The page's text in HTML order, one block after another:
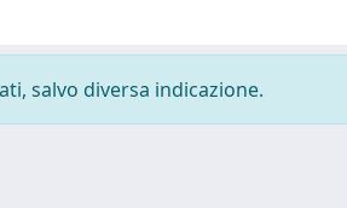
salvo diversa indicazione.